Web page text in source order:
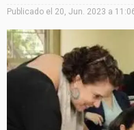
Publicado el 20, Jun. 2023 a